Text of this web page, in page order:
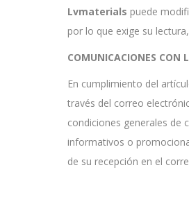
Lvmaterials puede
por lo que exige su
COMUNICACIONES CON
En cumplimiento del
través del correo
condiciones generales de
informativos o
de su recepción en el